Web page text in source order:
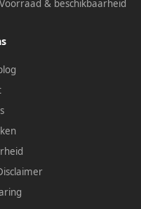
Voorraad & beschikbaarheid